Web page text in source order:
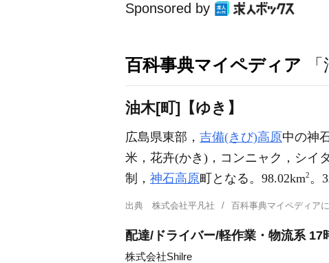
Sponsored by
百科事典マイペディア
油木[町]【ゆき】
広島県東部， 吉備(きび)高原中の神
米，花卉(かき)，コンニャク，シイ
制， 神石高原町となる。98.02km2 。
出典 株式会社平凡社 百科事典マイペディ
配達/ドライバー/軽作業・物流系 17
株式会社Shilre